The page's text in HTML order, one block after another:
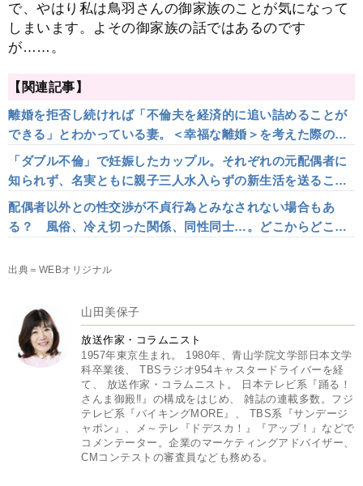
で、やはり私は鳥羽さんの御家族のことが気になって
しまいます。よその御家族の話ではあるのです
が……。
【関連記事】
離婚を拒否し続ければ「不倫夫を経済的に追い詰めることが
できる」とわかっている妻。＜幸福な離婚＞を考えた際のベ
ストな選択とは
「ダブル不倫」で妊娠したカップル。それぞれの元配偶者に
知られず、名実ともに親子三人水入らずの新生活を送ること
ができた理由とは
配偶者以外との性交渉が不貞行為とみなされない場合もあ
る？ 風俗、冷え切った関係、同性同士…。どこからどこま
出典＝WEBオリジナル
山田美保子
放送作家・コラムニスト
1957年東京生まれ。 1980年、青山学院文学部日本文学
科卒業後、 TBSラジオ954キャスタードライバーを経
て、 放送作家・コラムニスト。 日本テレビ系『踊る！
さんま御殿‼』の構成をはじめ、 雑誌の連載多数。フジ
テレビ系『バイキングMORE』、 TBS系『サンデージ
ャポン』、メ～テレ『ドデスカ！』『アップ！』などで
コメンテーター。企業のマーケティングアドバイザー、
CMコンテストの審査員なども務める。